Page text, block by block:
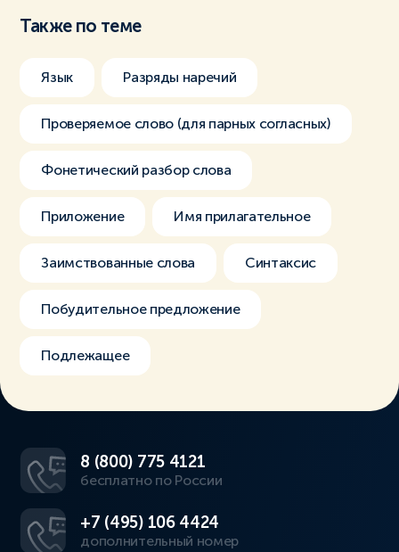
Также по теме
Язык Разряды наречий
Проверяемое слово (для парных согласных)
Фонетический разбор слова
Приложение Имя прилагательное
Заимствованные слова Синтаксис
Побудительное предложение
Подлежащее
8 (800) 775 4121
бесплатно по России
+7 (495) 106 4424
дополнительный номер